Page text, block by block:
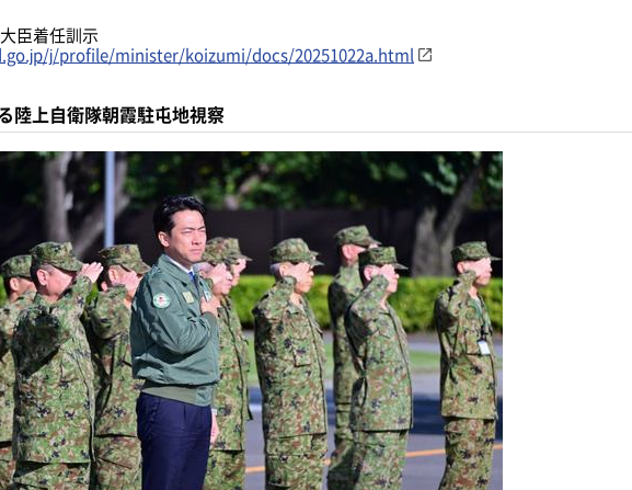
臣着任訓示
j/profile/minister/koizumi/docs/20251022a.html
陸上自衛隊朝霞駐屯地視察